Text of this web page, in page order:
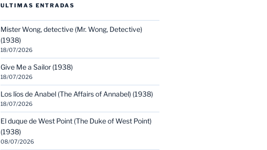
ULTIMAS ENTRADAS
Mister Wong, detective (Mr. Wong, Detective)
(1938)
18/07/2026
Give Me a Sailor (1938)
18/07/2026
Los líos de Anabel (The Affairs of Annabel) (1938)
18/07/2026
El duque de West Point (The Duke of West Point)
(1938)
08/07/2026